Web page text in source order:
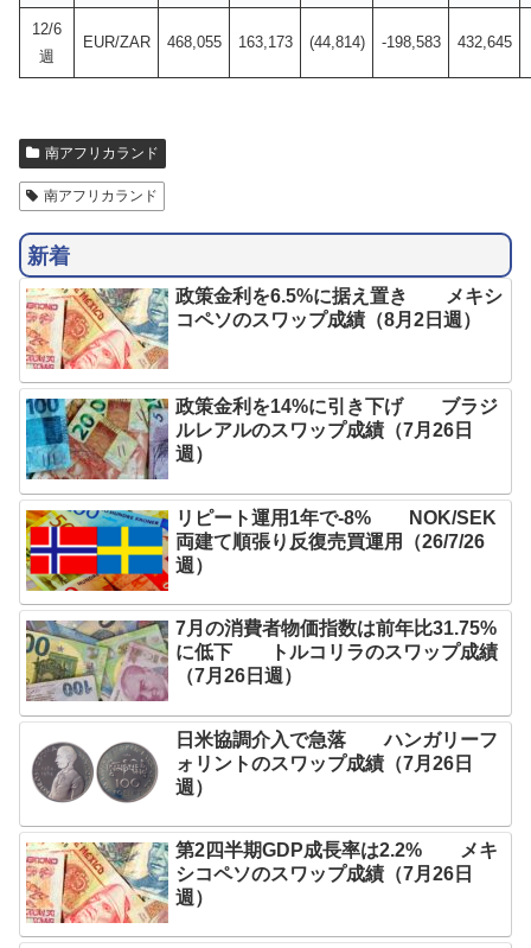
12/6
週
EUR/ZAR 468,055 163,173 (44,814) -198,583 432,645
南アフリカランド
南アフリカランド
新着
政策金利を6.5%に据え置き メキシ
コペソのスワップ成績（8月2日週）
政策金利を14%に引き下げ ブラジ
ルレアルのスワップ成績（7月26日
週）
リピート運用1年で-8% NOK/SEK
両建て順張り反復売買運用（26/7/26
週）
7月の消費者物価指数は前年比31.75%
に低下 トルコリラのスワップ成績
（7月26日週）
日米協調介入で急落 ハンガリーフ
ォリントのスワップ成績（7月26日
週）
第2四半期GDP成長率は2.2% メキ
シコペソのスワップ成績（7月26日
週）